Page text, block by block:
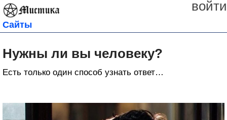
войти
Сайты
Нужны ли вы человеку?
Есть только один способ узнать ответ…